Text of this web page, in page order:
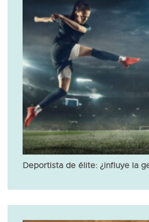
Deportista de élite: ¿influye la